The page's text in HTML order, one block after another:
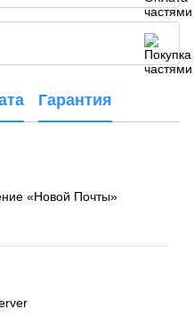
Гарантия
«Новой Почты»